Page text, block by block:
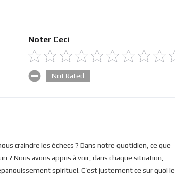
Noter Ceci
Not Rated
craindre les échecs ? Dans notre quotidien, ce que
? Nous avons appris à voir, dans chaque situation,
spirituel. C’est justement ce sur quoi le